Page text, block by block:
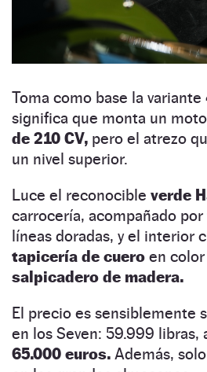
Toma como base la variante
significa que monta un
de 210 CV, pero el atrezo
un nivel superior.
Luce el reconocible verde
carrocería, acompañado por
líneas doradas, y el interior
tapicería de cuero en
salpicadero de madera.
El precio es sensiblemente
en los Seven: 59.999 libras,
65.000 euros. Además,